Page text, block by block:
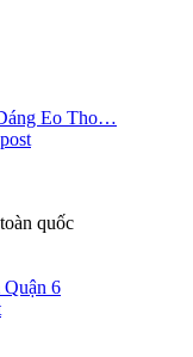
Eo Tho…
quốc
6